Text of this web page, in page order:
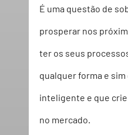
É uma questão de
prosperar nos
ter os seus
qualquer forma e
inteligente e que
no mercado.